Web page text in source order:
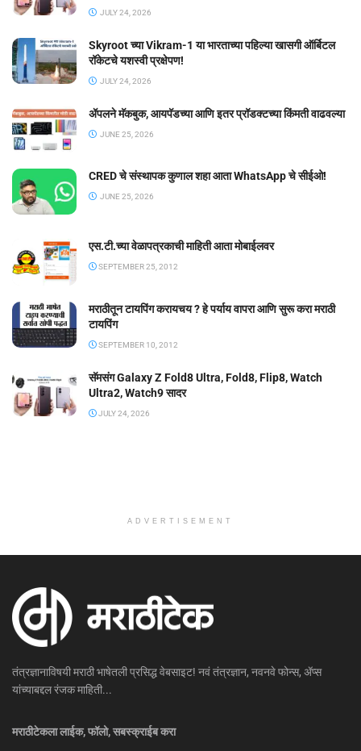
JULY 24, 2026
Skyroot च्या Vikram-1 या भारताच्या पहिल्या खासगी ऑर्बिटल
रॉकेटचे यशस्वी प्रक्षेपण!
JULY 24, 2026
ॲपलने मॅकबुक, आयपॅडच्या आणि इतर प्रॉडक्टच्या किंमती वाढवल्या
JUNE 25, 2026
CRED चे संस्थापक कुणाल शहा आता WhatsApp चे सीईओ!
JUNE 25, 2026
एस.टी.च्या वेळापत्रकाची माहिती आता मोबाईलवर
SEPTEMBER 25, 2012
मराठीतून टायपिंग करायचय ? हे पर्याय वापरा आणि सुरू करा मराठी
टायपिंग
SEPTEMBER 10, 2012
सॅमसंग Galaxy Z Fold8 Ultra, Fold8, Flip8, Watch
Ultra2, Watch9 सादर
JULY 24, 2026
ADVERTISEMENT
तंत्रज्ञानाविषयी मराठी भाषेतली प्रसिद्ध वेबसाइट! नवं तंत्रज्ञान, नवनवे फोन्स, ॲप्स
यांच्याबद्दल रंजक माहिती...
मराठीटेकला लाईक, फॉलो, सबस्क्राईब करा